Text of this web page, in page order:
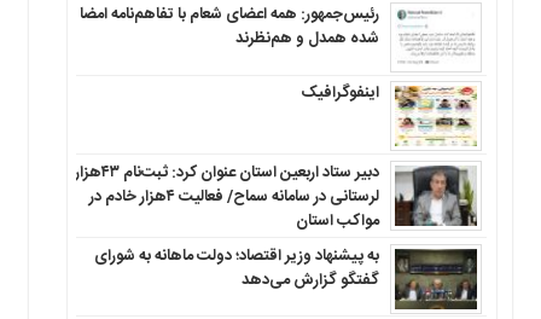
رئیس‌جمهور: همه اعضای شعام با تفاهم‌نامه امضا
شده همدل و هم‌نظرند
اینفوگرافیک
دبیر ستاد اربعین استان عنوان کرد: ثبت‌نام ۴۳هزار
لرستانی در سامانه سماح/ فعالیت ۴هزار خادم در
مواکب استان
به پیشنهاد وزیر اقتصاد؛ دولت ماهانه به شورای
گفتگو گزارش می‌دهد